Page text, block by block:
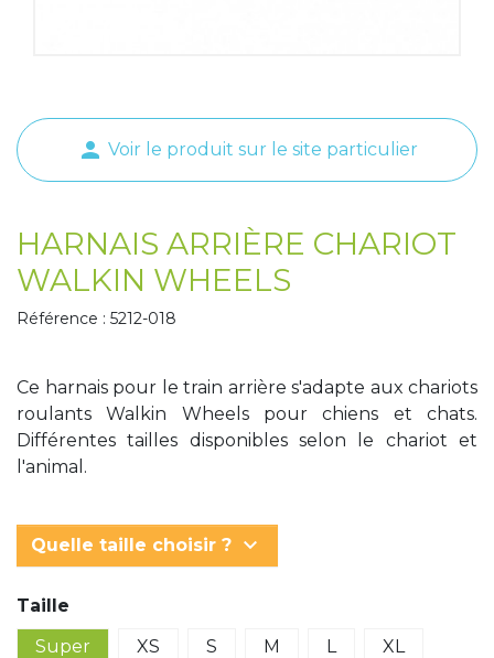
person Voir le produit sur le site particulier
HARNAIS ARRIÈRE CHARIOT
WALKIN WHEELS
Référence : 5212-018
Ce harnais pour le train arrière s'adapte aux chariots
roulants Walkin Wheels pour chiens et chats.
Différentes tailles disponibles selon le chariot et
l'animal.
Quelle taille choisir ? keyboard_arrow_down
Taille
Super
XS S M L XL